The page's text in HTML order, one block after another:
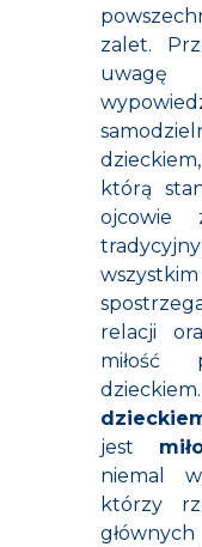
zalet.
którą
ojcowie
relacji
miłość
jest
niemal
którzy